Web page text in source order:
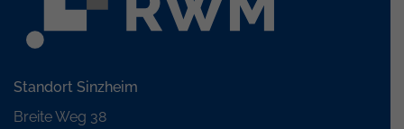
Standort Sinzheim
Breite Weg 38